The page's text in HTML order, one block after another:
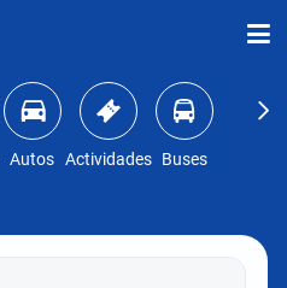
Autos Actividades Buses